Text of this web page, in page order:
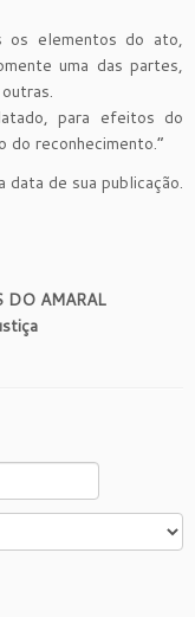
os elementos do ato,
uma das partes,
para efeitos do
do reconhecimento.”
de sua publicação.
DO AMARAL